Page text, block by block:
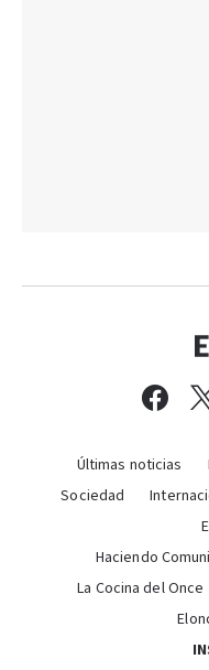
Últimas noticias
Sociedad
Haciendo
La Cocina del Once